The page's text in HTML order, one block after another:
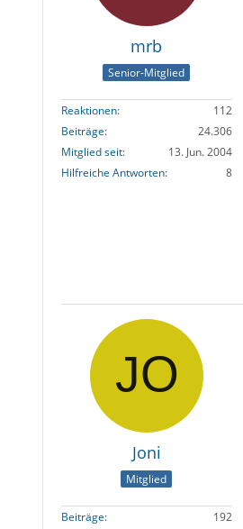
mrb
Senior-Mitglied
Reaktionen
112
Beiträge
24.306
Mitglied seit
13. Jun. 2004
Hilfreiche Antworten
8
Joni
Mitglied
Beiträge 192